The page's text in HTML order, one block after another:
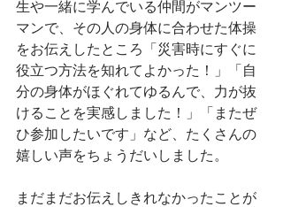
生や一緒に学んでいる仲間がマンツー
マンで、その人の身体に合わせた体操
をお伝えしたところ「災害時にすぐに
役立つ方法を知れてよかった！」「自
分の身体がほぐれてゆるんで、力が抜
けることを実感しました！」「またぜ
ひ参加したいです」など、たくさんの
嬉しい声をちょうだいしました。
まだまだお伝えしきれなかったことが